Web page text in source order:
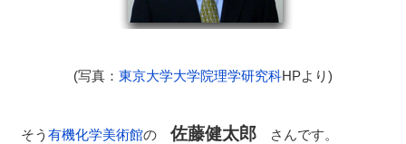
(写真： 東京大学大学院理学研究科HPより)
そう 有機化学美術館の 佐藤健太郎 さんです。